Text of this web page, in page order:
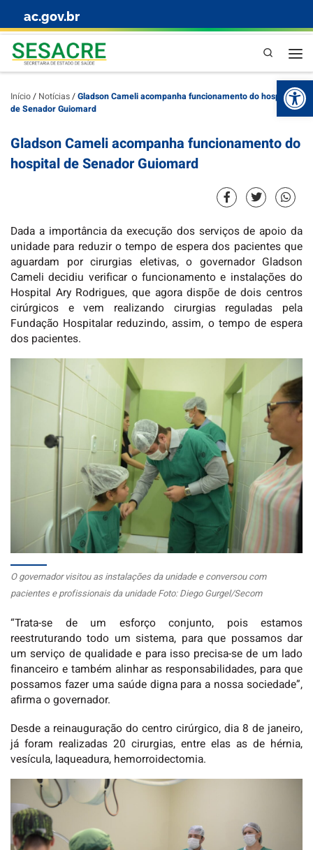
Skip to content
ac.gov.br
Pesquisa
Início/ Notícias/Gladson Cameli acompanha funcionamento do hospital
de Senador Guiomard
Gladson Cameli acompanha funcionamento do
hospital de Senador Guiomard
Dada a importância da execução dos serviços de apoio da
unidade para reduzir o tempo de espera dos pacientes que
aguardam por cirurgias eletivas, o governador Gladson
Cameli decidiu verificar o funcionamento e instalações do
Hospital Ary Rodrigues, que agora dispõe de dois centros
cirúrgicos e vem realizando cirurgias reguladas pela
Fundação Hospitalar reduzindo, assim, o tempo de espera
dos pacientes.
O governador visitou as instalações da unidade e conversou com
pacientes e profissionais da unidade Foto: Diego Gurgel/Secom
“Trata-se de um esforço conjunto, pois estamos
reestruturando todo um sistema, para que possamos dar
um serviço de qualidade e para isso precisa-se de um lado
financeiro e também alinhar as responsabilidades, para que
possamos fazer uma saúde digna para a nossa sociedade”,
afirma o governador.
Desde a reinauguração do centro cirúrgico, dia 8 de janeiro,
já foram realizadas 20 cirurgias, entre elas as de hérnia,
vesícula, laqueadura, hemorroidectomia.